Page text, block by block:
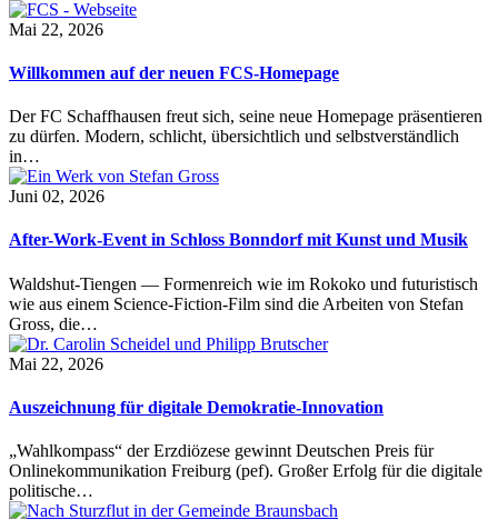
Mai 22, 2026
Willkommen auf der neuen FCS-Homepage
Der FC Schaffhausen freut sich, seine neue Homepage präsentieren
zu dürfen. Modern, schlicht, übersichtlich und selbstverständlich
in…
Juni 02, 2026
After-Work-Event in Schloss Bonndorf mit Kunst und Musik
Waldshut-Tiengen — Formenreich wie im Rokoko und futuristisch
wie aus einem Science-Fiction-Film sind die Arbeiten von Stefan
Gross, die…
Mai 22, 2026
Auszeichnung für digitale Demokratie-Innovation
„Wahlkompass“ der Erzdiözese gewinnt Deutschen Preis für
Onlinekommunikation Freiburg (pef). Großer Erfolg für die digitale
politische…